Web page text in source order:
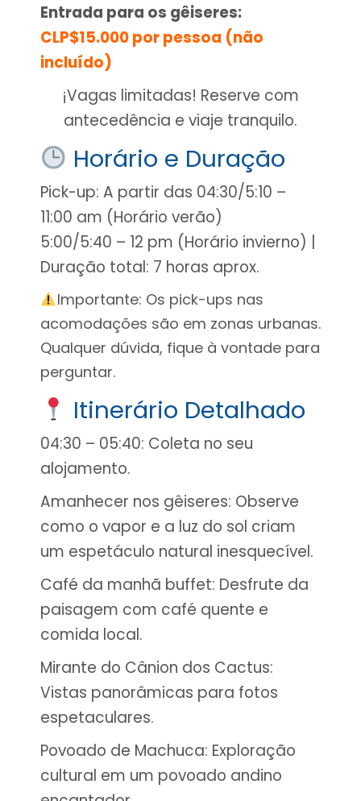
Entrada para os gêiseres:
CLP$15.000 por pessoa (não
incluído)
¡Vagas limitadas! Reserve com
antecedência e viaje tranquilo.
Horário e Duração
Pick-up: A partir das 04:30/5:10 –
11:00 am (Horário verão)
5:00/5:40 – 12 pm (Horário invierno) |
Duração total: 7 horas aprox.
Importante: Os pick-ups nas
acomodações são em zonas urbanas.
Qualquer dúvida, fique à vontade para
perguntar.
Itinerário Detalhado
04:30 – 05:40: Coleta no seu
alojamento.
Amanhecer nos gêiseres: Observe
como o vapor e a luz do sol criam
um espetáculo natural inesquecível.
Café da manhã buffet: Desfrute da
paisagem com café quente e
comida local.
Mirante do Cânion dos Cactus:
Vistas panorâmicas para fotos
espetaculares.
Povoado de Machuca: Exploração
cultural em um povoado andino